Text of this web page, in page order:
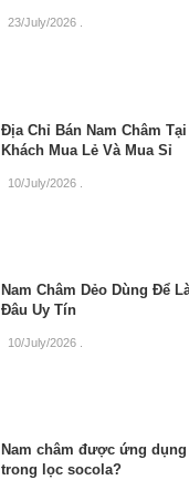
23/July/2026
Địa Chỉ Bán Nam Châm
Khách Mua Lẻ Và Mua Sỉ
10/July/2026
Nam Châm Dẻo Dùng Để
Đâu Uy Tín
10/July/2026
Nam châm được ứng
trong lọc socola?